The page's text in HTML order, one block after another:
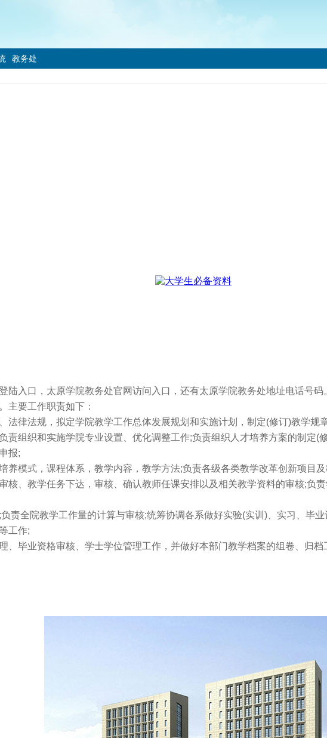
教务处
入口，太原学院教务处官网访问入口，还有太原学院教务处地址电话号码
要工作职责如下：
律法规，拟定学院教学工作总体发展规划和实施计划，制定(修订)教学规
组织和实施学院专业设置、优化调整工作;负责组织人才培养方案的制定(
报;
模式，课程体系，教学内容，教学方法;负责各级各类教学改革创新项目
、教学任务下达，审核、确认教师任课安排以及相关教学资料的审核;负
全院教学工作量的计算与审核;统筹协调各系做好实验(实训)、实习、毕业
工作;
毕业资格审核、学士学位管理工作，并做好本部门教学档案的组卷、归档